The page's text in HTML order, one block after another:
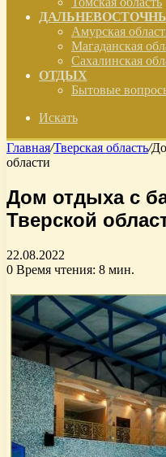
Амурская
Магаданская
Сахалинская
ОТДЫХ
Бытовые
Искать
Главная/Тверская область/
области
Дом отдыха с
Тверской
22.08.2022
0 Время чтения: 8 мин.